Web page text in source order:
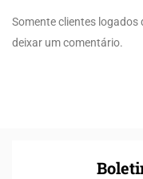
Somente clientes
deixar um comentário.